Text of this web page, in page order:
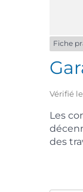
Fiche
Vérifié
Les
des